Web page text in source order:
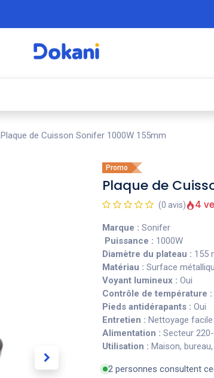
Plaque de Cuisson Sonifer 1000W 155mm
Promo
Plaque de
(0 avis) 4
Marque : Sonifer
Puissance : 1000W
Diamètre du plateau : 155
Matériau : Surface
Voyant lumineux : Oui
Contrôle de température :
Pieds antidérapants : Oui
Entretien : Nettoyage facile
Alimentation : Secteur
Utilisation : Maison,
2 personnes consultent